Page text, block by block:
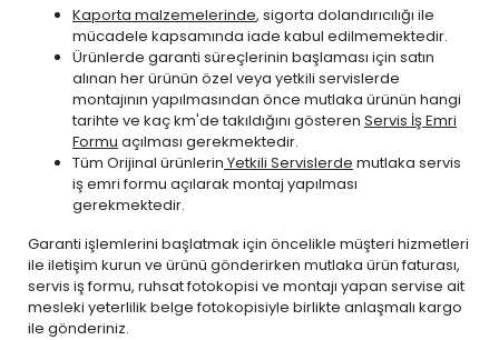
Kaporta malzemelerinde, sigorta dolandırıcılığı ile
mücadele kapsamında iade kabul edilmemektedir.
Ürünlerde garanti süreçlerinin başlaması için satın
alınan her ürünün özel veya yetkili servislerde
montajının yapılmasından önce mutlaka ürünün hangi
tarihte ve kaç km'de takıldığını gösteren Servis İş Emri
Formu açılması gerekmektedir.
Tüm Orijinal ürünlerin Yetkili Servislerde mutlaka servis
iş emri formu açılarak montaj yapılması
gerekmektedir.
Garanti işlemlerini başlatmak için öncelikle müşteri hizmetleri
ile iletişim kurun ve ürünü gönderirken mutlaka ürün faturası,
servis iş formu, ruhsat fotokopisi ve montajı yapan servise ait
mesleki yeterlilik belge fotokopisiyle birlikte anlaşmalı kargo
ile gönderiniz.